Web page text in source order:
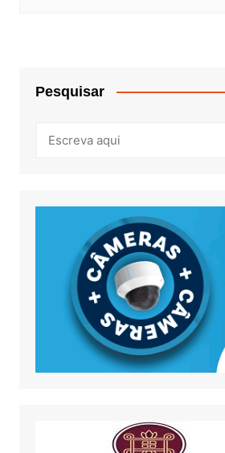
Pesquisar